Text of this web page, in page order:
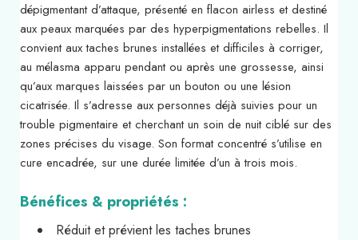
dépigmentant d’attaque, présenté en flacon airless et destiné
aux peaux marquées par des hyperpigmentations rebelles. Il
convient aux taches brunes installées et difficiles à corriger,
au mélasma apparu pendant ou après une grossesse, ainsi
qu’aux marques laissées par un bouton ou une lésion
cicatrisée. Il s’adresse aux personnes déjà suivies pour un
trouble pigmentaire et cherchant un soin de nuit ciblé sur des
zones précises du visage. Son format concentré s’utilise en
cure encadrée, sur une durée limitée d’un à trois mois.
Bénéfices & propriétés :
Réduit et prévient les taches brunes